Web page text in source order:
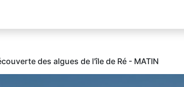
des algues de l'île de Ré - MATIN